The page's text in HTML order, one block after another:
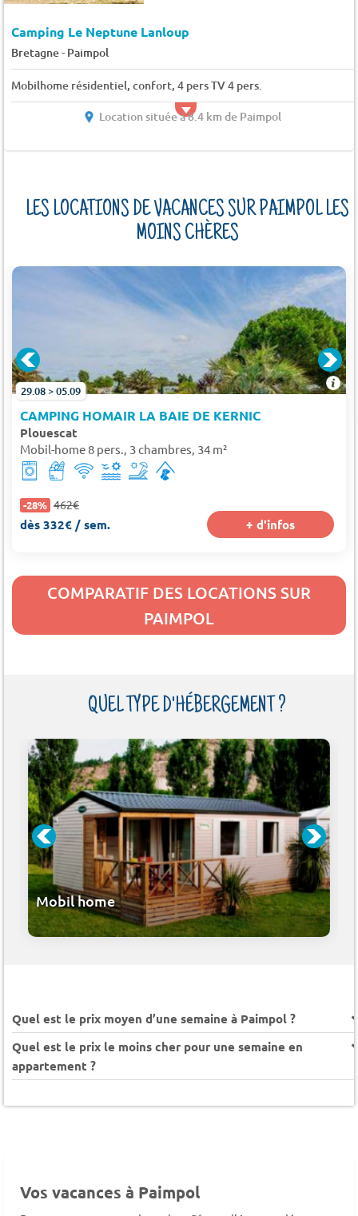
Camping Le Neptune Lanloup
Bretagne- Paimpol
Mobilhome résidentiel, confort, 4 pers TV 4 pers.
Location située à 8.4 km de Paimpol
LES LOCATIONS DE VACANCES SUR PAIMPOL LES
MOINS CHÈRES
29.08 > 05.09
CAMPING HOMAIR LA BAIE DE KERNIC
Plouescat
Mobil-home 8 pers., 3 chambres, 34 m²
-28% 462€
dès 332€ / sem. + d'infos
COMPARATIF DES LOCATIONS SUR
PAIMPOL
QUEL TYPE D'HÉBERGEMENT ?
Mobil home
Quel est le prix moyen d’une semaine à Paimpol ?
Quel est le prix le moins cher pour une semaine en
appartement ?
Vos vacances à Paimpol